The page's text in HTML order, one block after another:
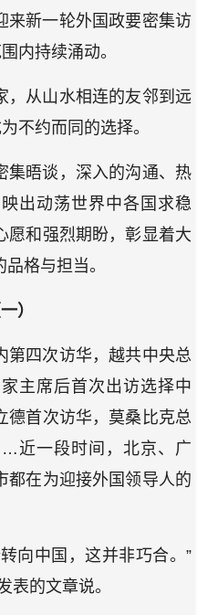
来新一轮外国政要密集访
内持续涌动。
，从山水相连的友邻到远
不约而同的选择。
集晤谈，深入的沟通、热
出动荡世界中各国求稳
愿和强烈期盼，彰显着大
格与担当。
一）
第四次访华，越共中央总
主席后首次出访选择中
德首次访华，莫桑比克总
近一段时间，北京、广
都在为迎接外国领导人的
向中国，这并非巧合。”
表的文章说。